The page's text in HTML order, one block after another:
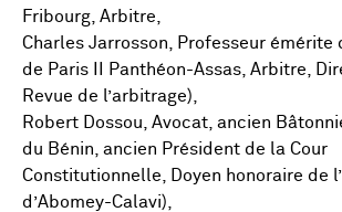
Fribourg, Arbitre,
Charles Jarrosson, Professeur émérite
de Paris II Panthéon-Assas, Arbitre,
Revue de l’arbitrage),
Robert Dossou, Avocat, ancien
du Bénin, ancien Président de la Cour
Constitutionnelle, Doyen honoraire de
d’Abomey-Calavi),